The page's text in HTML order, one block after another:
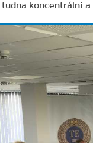
koncentrálni